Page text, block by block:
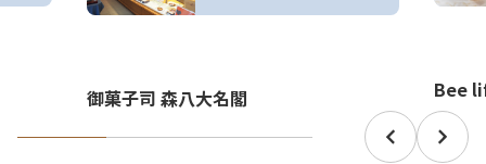
御菓子司 森八大名閣 Bee